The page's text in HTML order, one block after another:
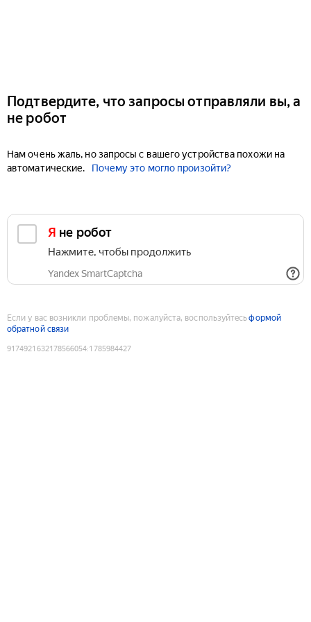
Подтвердите, что запросы отправляли вы, а
не робот
Нам очень жаль, но запросы с вашего устройства похожи на
автоматические.
Почему это могло произойти?
Я не робот
Нажмите, чтобы продолжить
Yandex SmartCaptcha
Если у вас возникли проблемы, пожалуйста, воспользуйтесьформой
обратной связи
9174921632178566054:1785984427